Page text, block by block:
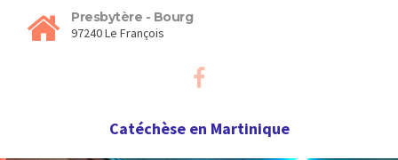
Presbytère - Bourg
97240 Le François
Catéchèse en Martinique